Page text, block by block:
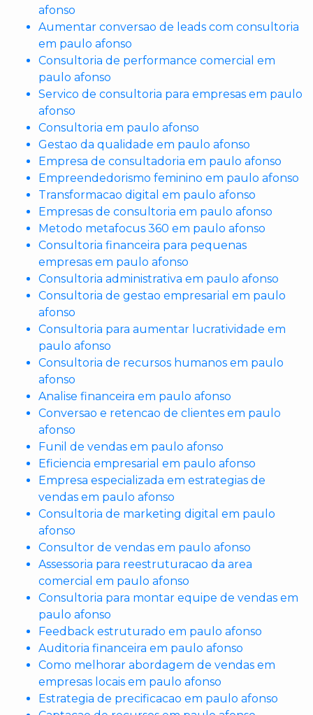
afonso
Aumentar conversao de leads com consultoria
em paulo afonso
Consultoria de performance comercial em
paulo afonso
Servico de consultoria para empresas em paulo
afonso
Consultoria em paulo afonso
Gestao da qualidade em paulo afonso
Empresa de consultadoria em paulo afonso
Empreendedorismo feminino em paulo afonso
Transformacao digital em paulo afonso
Empresas de consultoria em paulo afonso
Metodo metafocus 360 em paulo afonso
Consultoria financeira para pequenas
empresas em paulo afonso
Consultoria administrativa em paulo afonso
Consultoria de gestao empresarial em paulo
afonso
Consultoria para aumentar lucratividade em
paulo afonso
Consultoria de recursos humanos em paulo
afonso
Analise financeira em paulo afonso
Conversao e retencao de clientes em paulo
afonso
Funil de vendas em paulo afonso
Eficiencia empresarial em paulo afonso
Empresa especializada em estrategias de
vendas em paulo afonso
Consultoria de marketing digital em paulo
afonso
Consultor de vendas em paulo afonso
Assessoria para reestruturacao da area
comercial em paulo afonso
Consultoria para montar equipe de vendas em
paulo afonso
Feedback estruturado em paulo afonso
Auditoria financeira em paulo afonso
Como melhorar abordagem de vendas em
empresas locais em paulo afonso
Estrategia de precificacao em paulo afonso